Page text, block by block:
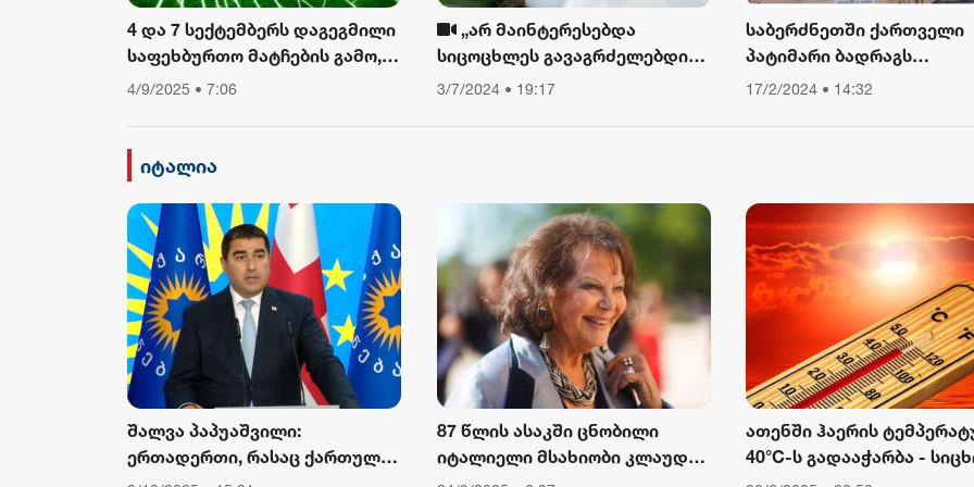
4 და 7 სექტემბერს დაგეგმილი
საფეხბურთო მატჩების გამო,
საავტომობილო მოძრაობა
4/9/2025 • 7:06
„არ მაინტერესებდა
სიცოცხლეს გავაგრძელებდი
თუ არა, ვიწექი 6 თვე,
3/7/2024 • 19:17
საბერძნეთში ქართველი
პატიმარი ბადრაგს
სამედიცინო
17/2/2024 • 14:32
იტალია
შალვა პაპუაშვილი:
ერთადერთი, რასაც ქართული
საზოგადოება ევროკომისიის
87 წლის ასაკში ცნობილი
იტალიელი მსახიობი კლაუდია
კარდინალე გარდაიცვალა
ათენში ჰაერის
40°C-ს გადააჭარბა -
გამო ღია ცის ქვეშ მუშაობა